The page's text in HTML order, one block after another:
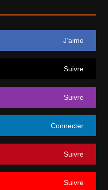
J’aime
Suivre
Suivre
Connecter
Suivre
Suivre